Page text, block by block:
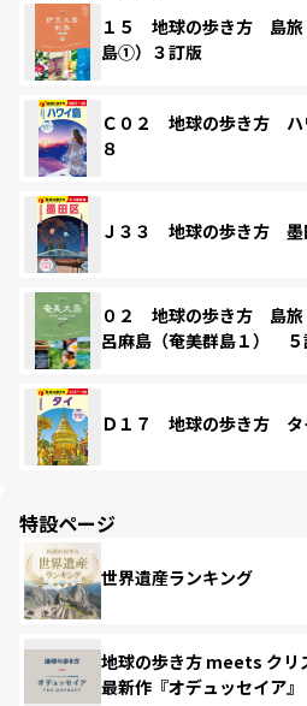
１５ 地球の歩き方 島
島①）３訂版
Ｃ０２ 地球の歩き方 ハ
８
Ｊ３３ 地球の歩き方 墨
０２ 地球の歩き方 島
呂麻島（奄美群島１） ５
Ｄ１７ 地球の歩き方 タ
特設ページ
世界遺産ランキング
地球の歩き方 meets クリ
最新作『オデュッセイア』